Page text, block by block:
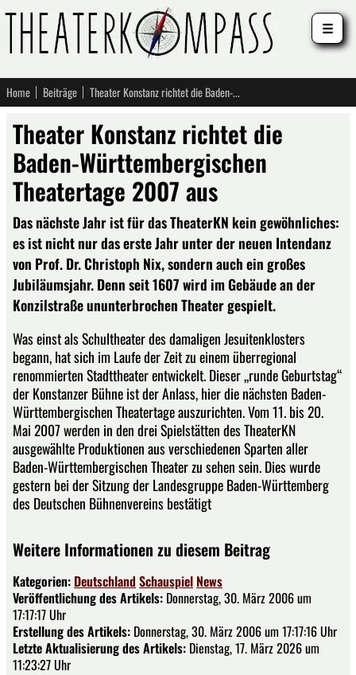
Home Beiträge Theater Konstanz richtet die Baden-Württembergischen Theatertage 2007 aus
Theater Konstanz richtet die
Baden-Württembergischen
Theatertage 2007 aus
Das nächste Jahr ist für das TheaterKN kein gewöhnliches:
es ist nicht nur das erste Jahr unter der neuen Intendanz
von Prof. Dr. Christoph Nix, sondern auch ein großes
Jubiläumsjahr. Denn seit 1607 wird im Gebäude an der
Konzilstraße ununterbrochen Theater gespielt.
Was einst als Schultheater des damaligen Jesuitenklosters
begann, hat sich im Laufe der Zeit zu einem überregional
renommierten Stadttheater entwickelt. Dieser „runde Geburtstag“
der Konstanzer Bühne ist der Anlass, hier die nächsten Baden-
Württembergischen Theatertage auszurichten. Vom 11. bis 20.
Mai 2007 werden in den drei Spielstätten des TheaterKN
ausgewählte Produktionen aus verschiedenen Sparten aller
Baden-Württembergischen Theater zu sehen sein. Dies wurde
gestern bei der Sitzung der Landesgruppe Baden-Württemberg
des Deutschen Bühnenvereins bestätigt
Weitere Informationen zu diesem Beitrag
Kategorien: Deutschland Schauspiel News
Veröffentlichung des Artikels: Donnerstag, 30. März 2006 um
17:17:17 Uhr
Erstellung des Artikels: Donnerstag, 30. März 2006 um 17:17:16 Uhr
Letzte Aktualisierung des Artikels: Dienstag, 17. März 2026 um
11:23:27 Uhr
☰